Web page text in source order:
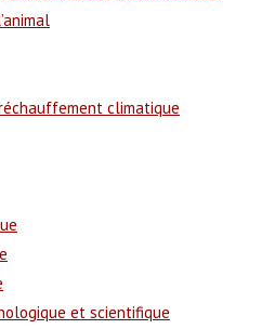
climatique
et scientifique